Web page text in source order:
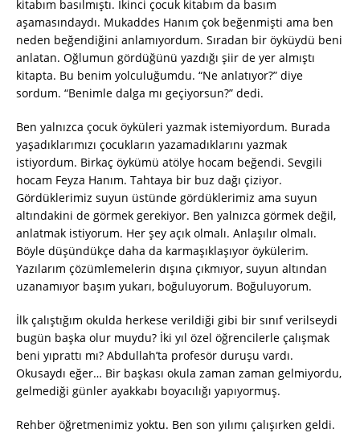
kitabım basılmıştı. İkinci çocuk kitabım da basım
aşamasındaydı. Mukaddes Hanım çok beğenmişti ama ben
neden beğendiğini anlamıyordum. Sıradan bir öyküydü beni
anlatan. Oğlumun gördüğünü yazdığı şiir de yer almıştı
kitapta. Bu benim yolculuğumdu. “Ne anlatıyor?” diye
sordum. “Benimle dalga mı geçiyorsun?” dedi.
Ben yalnızca çocuk öyküleri yazmak istemiyordum. Burada
yaşadıklarımızı çocukların yazamadıklarını yazmak
istiyordum. Birkaç öykümü atölye hocam beğendi. Sevgili
hocam Feyza Hanım. Tahtaya bir buz dağı çiziyor.
Gördüklerimiz suyun üstünde gördüklerimiz ama suyun
altındakini de görmek gerekiyor. Ben yalnızca görmek değil,
anlatmak istiyorum. Her şey açık olmalı. Anlaşılır olmalı.
Böyle düşündükçe daha da karmaşıklaşıyor öykülerim.
Yazılarım çözümlemelerin dışına çıkmıyor, suyun altından
uzanamıyor başım yukarı, boğuluyorum. Boğuluyorum.
İlk çalıştığım okulda herkese verildiği gibi bir sınıf verilseydi
bugün başka olur muydu? İki yıl özel öğrencilerle çalışmak
beni yıprattı mı? Abdullah’ta profesör duruşu vardı.
Okusaydı eğer… Bir başkası okula zaman zaman gelmiyordu,
gelmediği günler ayakkabı boyacılığı yapıyormuş.
Rehber öğretmenimiz yoktu. Ben son yılımı çalışırken geldi.